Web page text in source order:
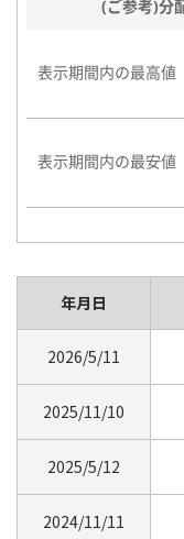
年月日
2026/5/11
2025/11/10
2025/5/12
2024/11/11